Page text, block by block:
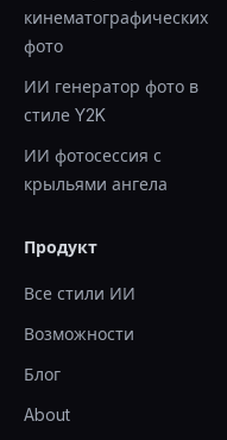
кинематографических
фото
ИИ генератор фото в
стиле Y2K
ИИ фотосессия с
крыльями ангела
Продукт
Все стили ИИ
Возможности
Блог
About